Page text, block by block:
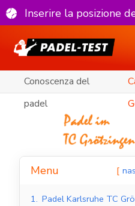
Inserire la posizione
Conoscenza del
padel
Menu
1. Padel Karlsruhe TC